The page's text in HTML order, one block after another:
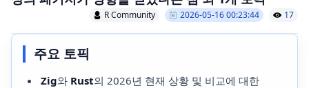
R Community 2026-05-16 00:23:44 17
주요 토픽
Zig와 Rust의 2026년 현재 상황 및 비교에 대한